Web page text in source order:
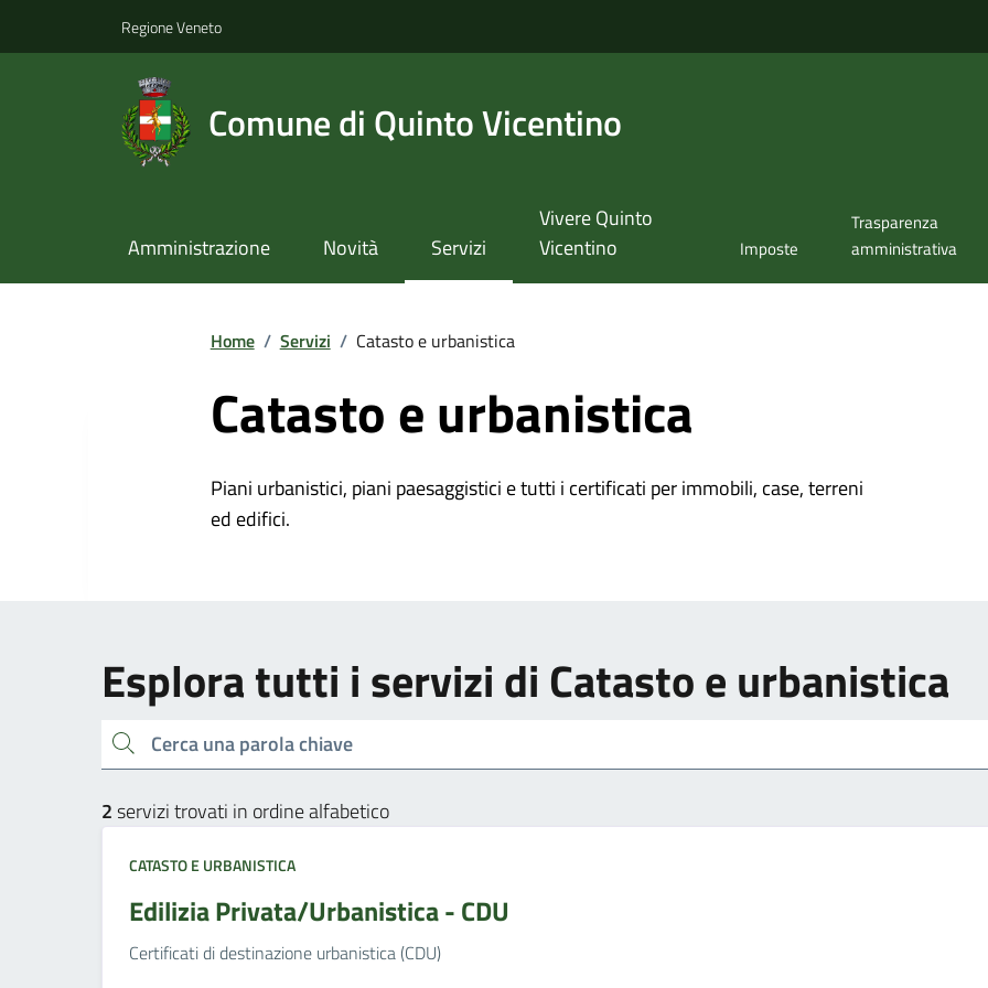
Regione Veneto
Comune di Quinto Vicentino
Amministrazione Novità Servizi
Vivere Quinto
Vicentino
Imposte
Trasparenza
amministrativa
Home / Servizi / Catasto e urbanistica
Catasto e urbanistica
Piani urbanistici, piani paesaggistici e tutti i certificati per immobili, case, terreni
ed edifici.
Esplora tutti i servizi di Catasto e urbanistica
Cerca una parola chiave
2servizi trovati in ordine alfabetico
CATASTO E URBANISTICA
Edilizia Privata/Urbanistica - CDU
Certificati di destinazione urbanistica (CDU)